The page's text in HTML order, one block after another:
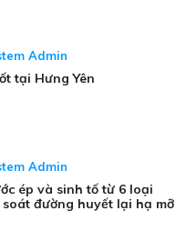
Admin
tại Hưng Yên
Admin
ép và sinh tố từ 6 loại
đường huyết lại hạ mỡ